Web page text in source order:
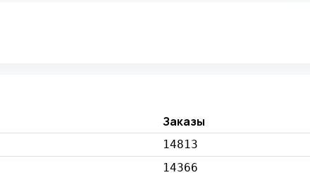
Заказы
14813
14366